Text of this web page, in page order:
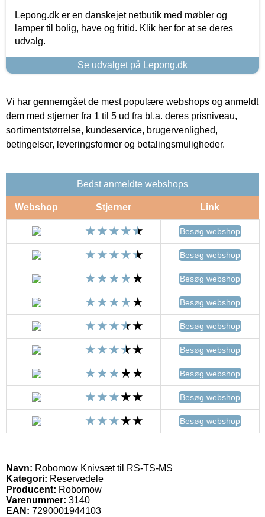
Lepong.dk er en danskejet netbutik med møbler og
lamper til bolig, have og fritid. Klik her for at se deres
udvalg.
Se udvalget på Lepong.dk
Vi har gennemgået de mest populære webshops og anmeldt
dem med stjerner fra 1 til 5 ud fra bl.a. deres prisniveau,
sortimentstørrelse, kundeservice, brugervenlighed,
betingelser, leveringsformer og betalingsmuligheder.
Bedst anmeldte webshops
Webshop Stjerner Link
Besøg webshop
Besøg webshop
Besøg webshop
Besøg webshop
Besøg webshop
Besøg webshop
Besøg webshop
Besøg webshop
Besøg webshop
Navn: Robomow Knivsæt til RS-TS-MS
Kategori: Reservedele
Producent: Robomow
Varenummer: 3140
EAN: 7290001944103